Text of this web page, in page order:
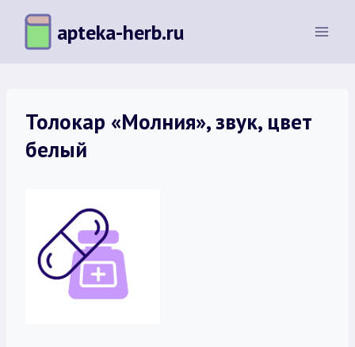
Перейти
содержимому
apteka-herb.ru
Толокар «Молния», звук, цвет
белый